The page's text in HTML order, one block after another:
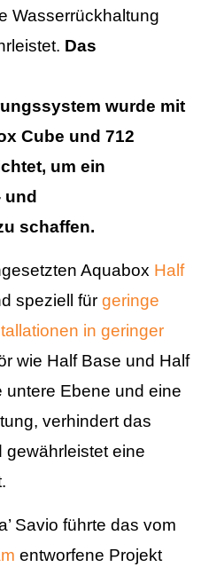
Wasserrückhaltung
Das
wurde mit
Cube und 712
um ein
schaffen.
Aquabox Half
speziell für geringe
in geringer
wie Half Base und Half
untere Ebene und eine
verhindert das
gewährleistet eine
Savio führte das vom
entworfene Projekt